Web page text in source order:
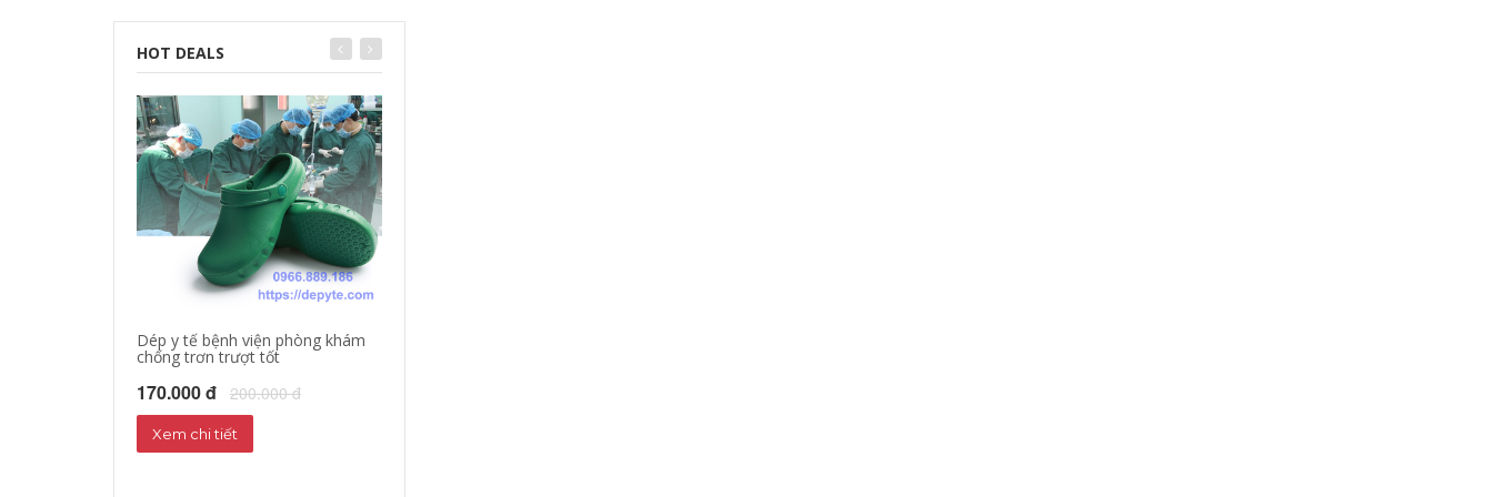
HOT DEALS
Dép y tế bệnh viện phòng khám
chống trơn trượt tốt
170.000 đ 200.000 đ
Xem chi tiết